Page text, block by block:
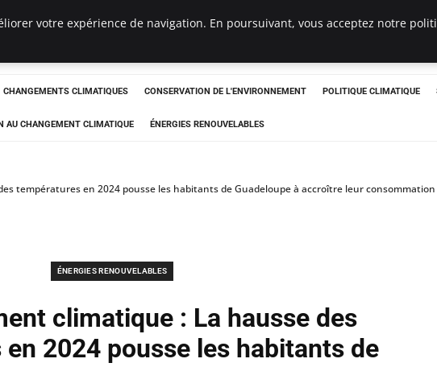
CHANGEMENTS CLIMATIQUES CONSERVATION DE L'ENVIRONNEMENT POLITIQUE CLIMATIQUE
AU CHANGEMENT CLIMATIQUE ÉNERGIES RENOUVELABLES
températures en 2024 pousse les habitants de Guadeloupe à accroître leur
ÉNERGIES RENOUVELABLES
climatique : La hausse des
2024 pousse les habitants de
votre expérience de navigation. En poursuivant, vous acceptez notre